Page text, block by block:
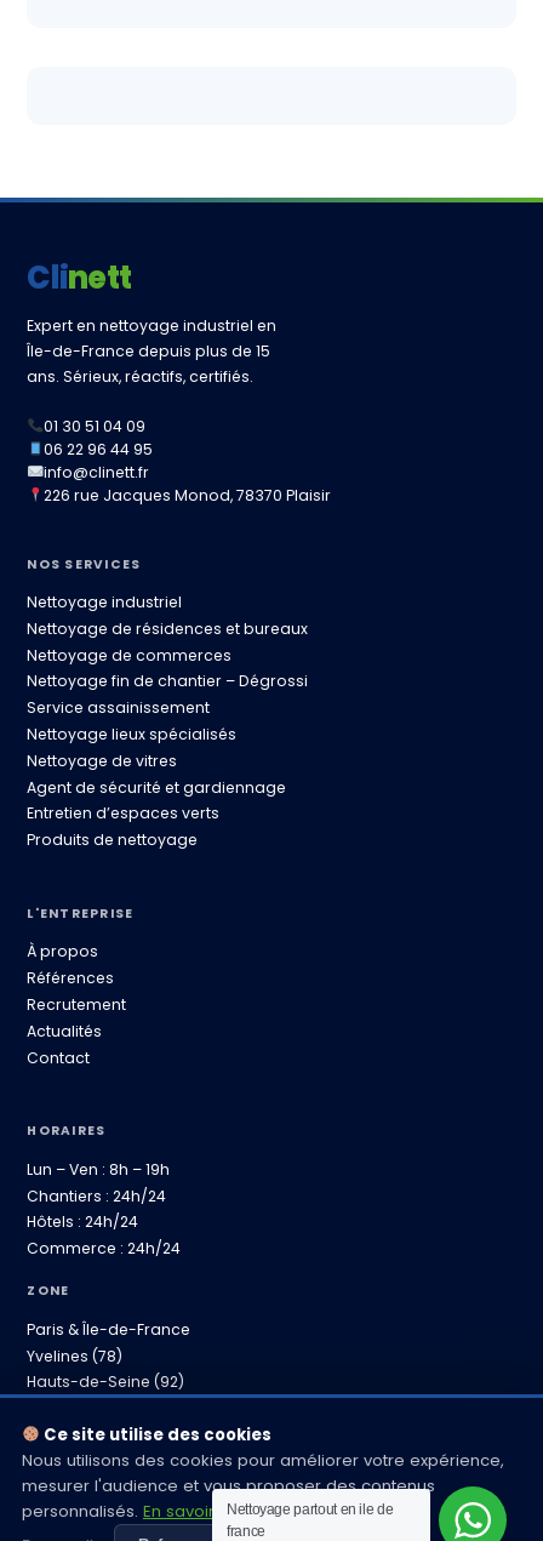
Clinett
Expert en nettoyage industriel en
Île-de-France depuis plus de 15
ans. Sérieux, réactifs, certifiés.
01 30 51 04 09
06 22 96 44 95
info@clinett.fr
226 rue Jacques Monod, 78370 Plaisir
NOS SERVICES
Nettoyage industriel
Nettoyage de résidences et bureaux
Nettoyage de commerces
Nettoyage fin de chantier – Dégrossi
Service assainissement
Nettoyage lieux spécialisés
Nettoyage de vitres
Agent de sécurité et gardiennage
Entretien d’espaces verts
Produits de nettoyage
L'ENTREPRISE
À propos
Références
Recrutement
Actualités
Contact
HORAIRES
Lun – Ven : 8h – 19h
Chantiers : 24h/24
Hôtels : 24h/24
Commerce : 24h/24
ZONE
Paris & Île-de-France
Yvelines (78)
Hauts-de-Seine (92)
© 2024 CLINETT – RCS Versailles 518 287 297 – 226 rue Jacques
Monod, 78370 Plaisir
Ce site utilise des cookies
Nous utilisons des cookies pour améliorer votre expérience,
mesurer l'audience et vous proposer des contenus
personnalisés. En savoir plusNettoyage partout en ile de
france